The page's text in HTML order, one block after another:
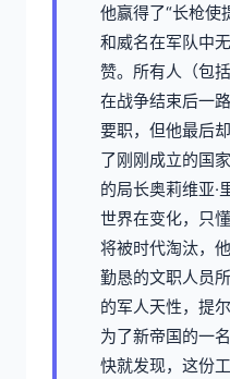
他赢得了“长枪使
和威名在军队中
赞。所有人（包
在战争结束后一
要职，但他最后
了刚刚成立的国
的局长奥莉维亚·
世界在变化，只
将被时代淘汰，
勤恳的文职人员
的军人天性，提
为了新帝国的一
快就发现，这份